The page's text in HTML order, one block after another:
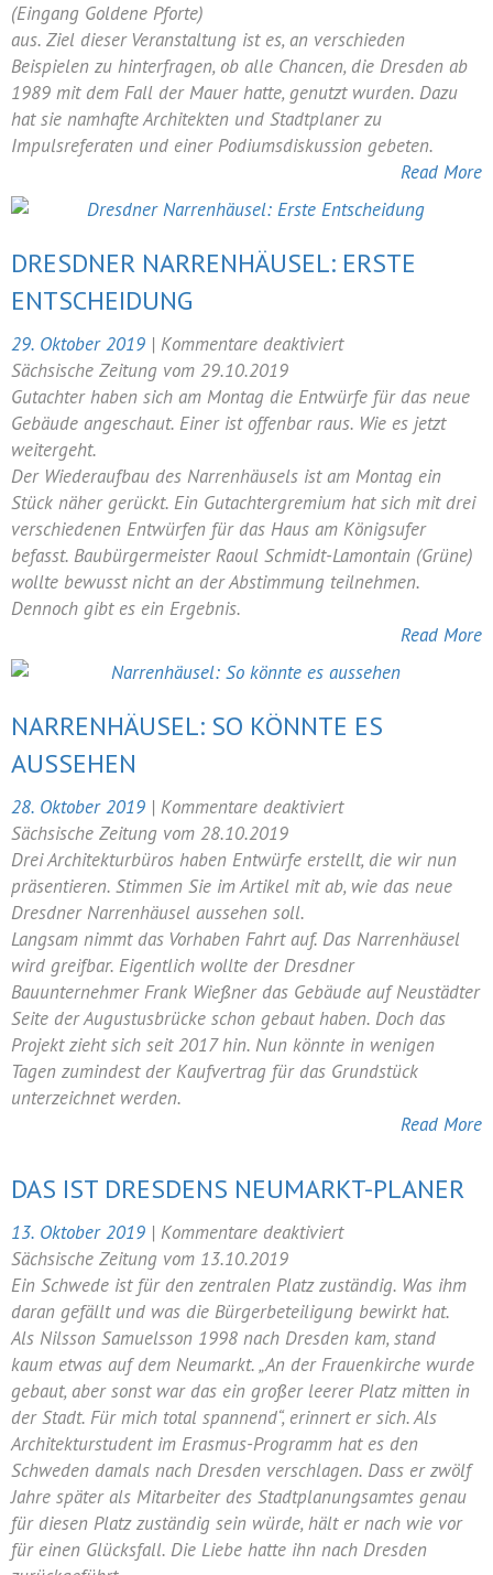
(Bau)Rückblick
(Eingang Goldene Pforte)
aus. Ziel dieser Veranstaltung ist es, an verschieden
Beispielen zu hinterfragen, ob alle Chancen, die Dresden ab
1989 mit dem Fall der Mauer hatte, genutzt wurden. Dazu
hat sie namhafte Architekten und Stadtplaner zu
Impulsreferaten und einer Podiumsdiskussion gebeten.
Read More
DRESDNER NARRENHÄUSEL: ERSTE
ENTSCHEIDUNG
29. Oktober 2019 | Kommentare deaktiviertfür
Narrenhäusel:
Erste
Sächsische Zeitung vom 29.10.2019
Gutachter haben sich am Montag die Entwürfe für das neue
Gebäude angeschaut. Einer ist offenbar raus. Wie es jetzt
weitergeht.
Der Wiederaufbau des Narrenhäusels ist am Montag ein
Stück näher gerückt. Ein Gutachtergremium hat sich mit drei
verschiedenen Entwürfen für das Haus am Königsufer
befasst. Baubürgermeister Raoul Schmidt-Lamontain (Grüne)
wollte bewusst nicht an der Abstimmung teilnehmen.
Dennoch gibt es ein Ergebnis.
Read More
NARRENHÄUSEL: SO KÖNNTE ES
AUSSEHEN
28. Oktober 2019 | Kommentare deaktiviertfür
So
könnte
aussehen
Sächsische Zeitung vom 28.10.2019
Drei Architekturbüros haben Entwürfe erstellt, die wir nun
präsentieren. Stimmen Sie im Artikel mit ab, wie das neue
Dresdner Narrenhäusel aussehen soll.
Langsam nimmt das Vorhaben Fahrt auf. Das Narrenhäusel
wird greifbar. Eigentlich wollte der Dresdner
Bauunternehmer Frank Wießner das Gebäude auf Neustädter
Seite der Augustusbrücke schon gebaut haben. Doch das
Projekt zieht sich seit 2017 hin. Nun könnte in wenigen
Tagen zumindest der Kaufvertrag für das Grundstück
unterzeichnet werden.
Read More
DAS IST DRESDENS NEUMARKT-PLANER
13. Oktober 2019 | Kommentare deaktiviertfür
ist
Dresdens
Neumarkt-
Planer
Sächsische Zeitung vom 13.10.2019
Ein Schwede ist für den zentralen Platz zuständig. Was ihm
daran gefällt und was die Bürgerbeteiligung bewirkt hat.
Als Nilsson Samuelsson 1998 nach Dresden kam, stand
kaum etwas auf dem Neumarkt. „An der Frauenkirche wurde
gebaut, aber sonst war das ein großer leerer Platz mitten in
der Stadt. Für mich total spannend“, erinnert er sich. Als
Architekturstudent im Erasmus-Programm hat es den
Schweden damals nach Dresden verschlagen. Dass er zwölf
Jahre später als Mitarbeiter des Stadtplanungsamtes genau
für diesen Platz zuständig sein würde, hält er nach wie vor
für einen Glücksfall. Die Liebe hatte ihn nach Dresden